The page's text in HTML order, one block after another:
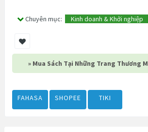
Chuyên mục: Kinh doanh & Khởi nghiệp
» Mua Sách Tại Những Trang Thương
FAHASA SHOPEE TIKI